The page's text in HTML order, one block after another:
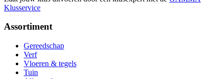
Klusservice
Assortiment
Gereedschap
Verf
Vloeren & tegels
Tuin